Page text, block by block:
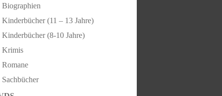
Biographien
Kinderbücher (11 – 13 Jahre)
Kinderbücher (8-10 Jahre)
Krimis
Romane
Sachbücher